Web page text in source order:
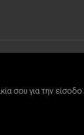
σου για την είσοδο.